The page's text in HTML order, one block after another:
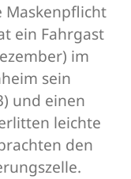
Maskenpflicht
ein Fahrgast
im
sein
und einen
leichte
den